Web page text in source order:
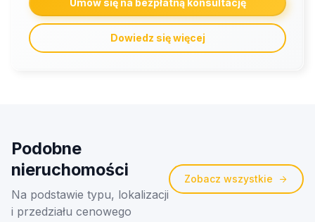
Dowiedz się więcej
Podobne
nieruchomości
Na podstawie typu, lokalizacji
i przedziału cenowego
Zobacz wszystkie